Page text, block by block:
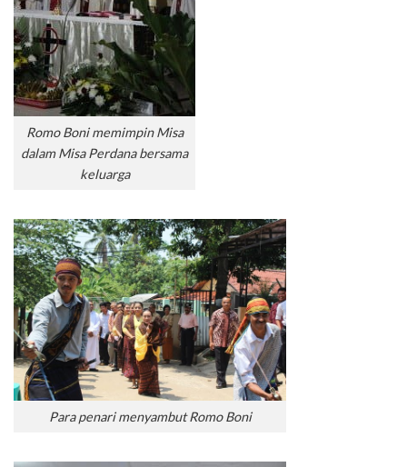
Romo Boni memimpin Misa
dalam Misa Perdana bersama
keluarga
Para penari menyambut Romo Boni